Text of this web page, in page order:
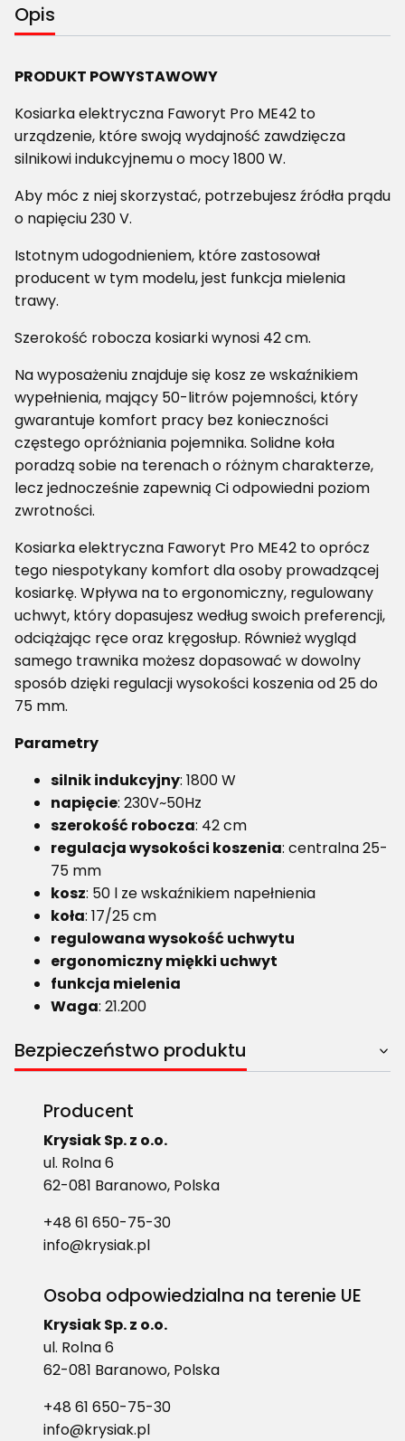
Opis
PRODUKT POWYSTAWOWY
Kosiarka elektryczna Faworyt Pro ME42 to
urządzenie, które swoją wydajność zawdzięcza
silnikowi indukcyjnemu o mocy 1800 W.
Aby móc z niej skorzystać, potrzebujesz źródła prądu
o napięciu 230 V.
Istotnym udogodnieniem, które zastosował
producent w tym modelu, jest funkcja mielenia
trawy.
Szerokość robocza kosiarki wynosi 42 cm.
Na wyposażeniu znajduje się kosz ze wskaźnikiem
wypełnienia, mający 50-litrów pojemności, który
gwarantuje komfort pracy bez konieczności
częstego opróżniania pojemnika. Solidne koła
poradzą sobie na terenach o różnym charakterze,
lecz jednocześnie zapewnią Ci odpowiedni poziom
zwrotności.
Kosiarka elektryczna Faworyt Pro ME42 to oprócz
tego niespotykany komfort dla osoby prowadzącej
kosiarkę. Wpływa na to ergonomiczny, regulowany
uchwyt, który dopasujesz według swoich preferencji,
odciążając ręce oraz kręgosłup. Również wygląd
samego trawnika możesz dopasować w dowolny
sposób dzięki regulacji wysokości koszenia od 25 do
75 mm.
Parametry
silnik indukcyjny: 1800 W
napięcie: 230V~50Hz
szerokość robocza: 42 cm
regulacja wysokości koszenia: centralna 25-
75 mm
kosz: 50 l ze wskaźnikiem napełnienia
koła: 17/25 cm
regulowana wysokość uchwytu
ergonomiczny miękki uchwyt
funkcja mielenia
Waga: 21.200
Bezpieczeństwo produktu
Producent
Krysiak Sp. z o.o.
ul. Rolna 6
62-081 Baranowo, Polska
+48 61 650-75-30
info@krysiak.pl
Osoba odpowiedzialna na terenie UE
Krysiak Sp. z o.o.
ul. Rolna 6
62-081 Baranowo, Polska
+48 61 650-75-30
info@krysiak.pl